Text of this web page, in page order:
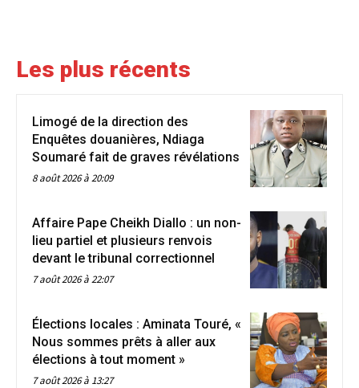
Les plus récents
Limogé de la direction des
Enquêtes douanières, Ndiaga
Soumaré fait de graves révélations
8 août 2026 à 20:09
Affaire Pape Cheikh Diallo : un non-
lieu partiel et plusieurs renvois
devant le tribunal correctionnel
7 août 2026 à 22:07
Élections locales : Aminata Touré, «
Nous sommes prêts à aller aux
élections à tout moment »
7 août 2026 à 13:27